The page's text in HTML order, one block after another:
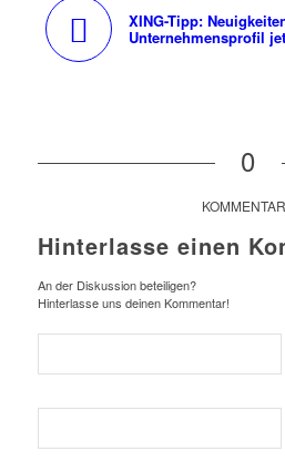
XING-Tipp:
Unternehmensprofil
0
Hinterlasse einen
An der Diskussion beteiligen?
Hinterlasse uns deinen Kommentar!